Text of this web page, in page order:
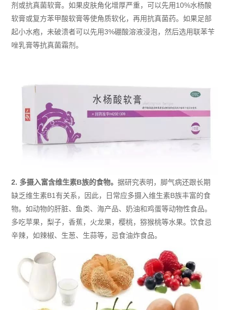
剂或抗真菌软膏。如果皮肤角化增厚严重，可以先用10%水杨酸
软膏或复方苯甲酸软膏等使角质软化，再用抗真菌药。如果足部
起小水疱，未破溃者可以先用3%硼酸溶液浸泡，然后选用联苯苄
唑乳膏等抗真菌霜剂。
2. 多摄入富含维生素B族的食物。据研究表明，脚气病还跟长期
缺乏维生素B1有关系，因此，日常应多摄入维生素B族丰富的食
物。如动物的肝脏、鱼类、海产品、奶油和鸡蛋等动物性食品。
多吃苹果，梨子，香蕉，火龙果，樱桃，猕猴桃等水果。饮食忌
辛辣，如辣椒、生葱、生蒜等，忌食油炸食品。